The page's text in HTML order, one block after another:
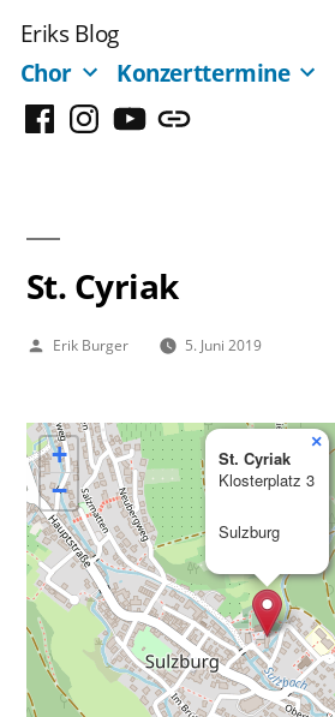
Inhalt
springen
Eriks Blog
Chor
Konzerttermine
FacebookInstagram
YouTubeMastodon
St. Cyriak
Veröffentlicht
Erik Burger 5. Juni 2019
St. Cyriak
Klosterplatz 3
Sulzburg
×
+
−